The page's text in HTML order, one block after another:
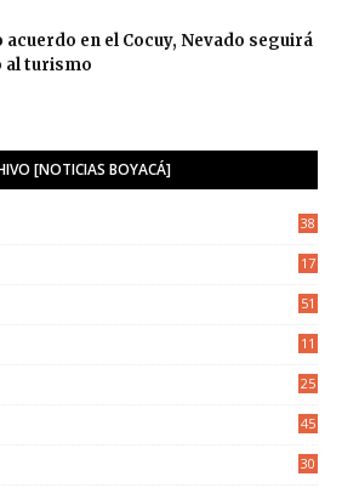
acuerdo en el Cocuy, Nevado seguirá
al turismo
[NOTICIAS BOYACÁ]
38
17
51
11
25
45
30